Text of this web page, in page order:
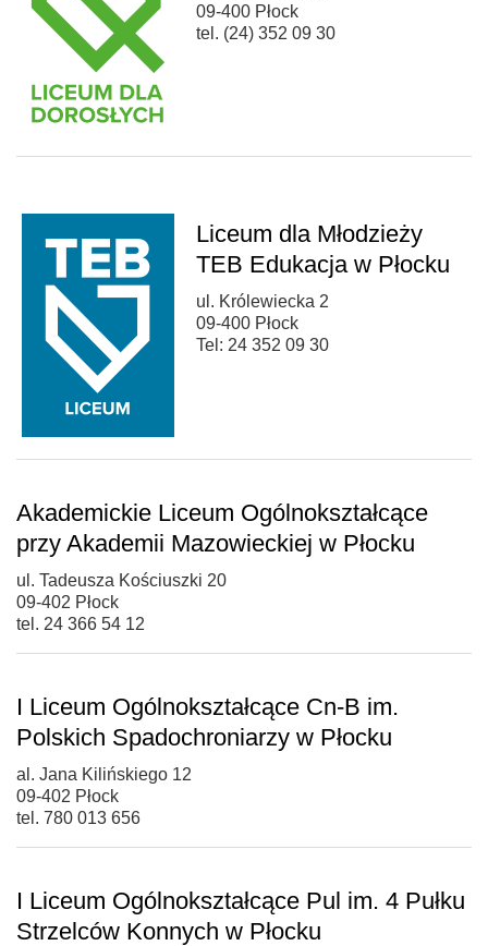
09-400 Płock
tel. (24) 352 09 30
Liceum dla Młodzieży
TEB Edukacja w Płocku
ul. Królewiecka 2
09-400 Płock
Tel: 24 352 09 30
Akademickie Liceum Ogólnokształcące
przy Akademii Mazowieckiej w Płocku
ul. Tadeusza Kościuszki 20
09-402 Płock
tel. 24 366 54 12
I Liceum Ogólnokształcące Cn-B im.
Polskich Spadochroniarzy w Płocku
al. Jana Kilińskiego 12
09-402 Płock
tel. 780 013 656
I Liceum Ogólnokształcące Pul im. 4 Pułku
Strzelców Konnych w Płocku